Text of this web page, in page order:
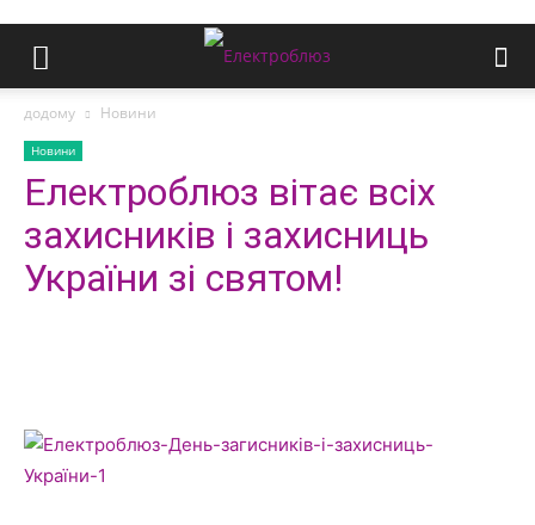
додому Новини
Новини
Електроблюз вітає всіх
захисників і захисниць
України зі святом!